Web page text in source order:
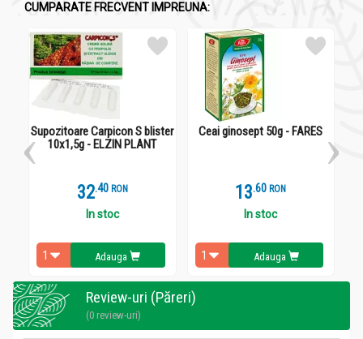
Piure mere bio 360g - BIONA
Ingrediente:
mar 100% .
Informații nutriționale:
Valori nutritionale/100g:
Energie: 212 kj / 50.7kcal,
Grasimi: 0.1g din care saturate 0.0g,
Carbohidrati: 12.8g din care zaharuri 10.1g,
Fibre: 1.3g,
Sare: 0.0g.
CUMPARATE FRECVENT IMPREUNA:
Supozitoare Carpicon S blister
10x1,5g - ELZIN PLANT
32.4 RON
In stoc
Adauga
Ceai ginosept 50g - FARES
13.6 RON
In stoc
Adauga
Review-uri (Păreri)
(0 review-uri)